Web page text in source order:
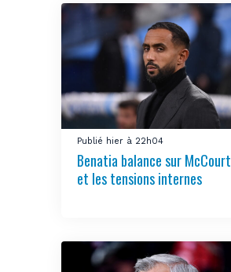
Publié hier à 22h04
Benatia balance sur McCourt
et les tensions internes